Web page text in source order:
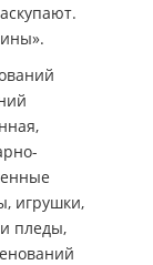
игрушки,
пледы,